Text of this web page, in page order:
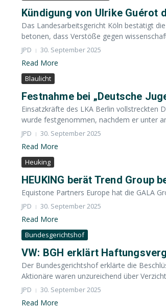
Kündigung von Ulrike Guérot
Das Landesarbeitsgericht Köln bestätigt
betonen, dass Verstöße gegen
JPD 30. September 2025
Read More
Blaulicht
Festnahme bei „Deutsche
Einsatzkräfte des LKA Berlin vollstreckten
wurde festgenommen, nachdem er unter
JPD 30. September 2025
Read More
Heuking
HEUKING berät Trend Group
Equistone Partners Europe hat die GALA
JPD 30. September 2025
Read More
Bundesgerichtshof
VW: BGH erklärt
Der Bundesgerichtshof erklärte die
Aktionäre waren unzureichend über
JPD 30. September 2025
Read More